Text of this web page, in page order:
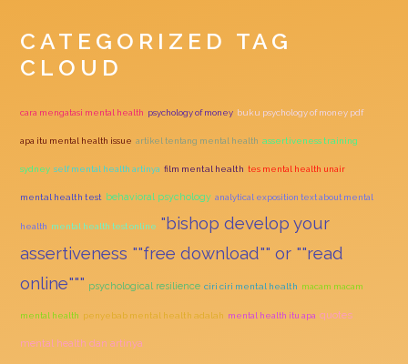
CATEGORIZED TAG
CLOUD
cara mengatasi mental health psychology of money buku psychology of money pdf
apa itu mental health issue artikel tentang mental health assertiveness training
sydney self mental health artinya film mental health tes mental health unair
mental health test behavioral psychology analytical exposition text about mental
health mental health test online "bishop develop your
assertiveness ""free download"" or ""read
online""" psychological resilience ciri ciri mental health macam macam
mental health penyebab mental health adalah mental health itu apa quotes
mental health dan artinya